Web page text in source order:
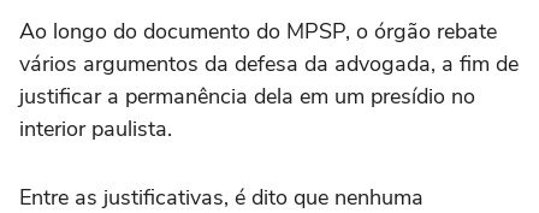
Ao longo do documento do MPSP, o órgão rebate
vários argumentos da defesa da advogada, a fim de
justificar a permanência dela em um presídio no
interior paulista.
Entre as justificativas, é dito que nenhuma